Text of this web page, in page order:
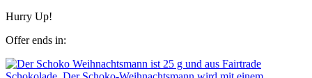
Hurry Up!
Offer ends in: